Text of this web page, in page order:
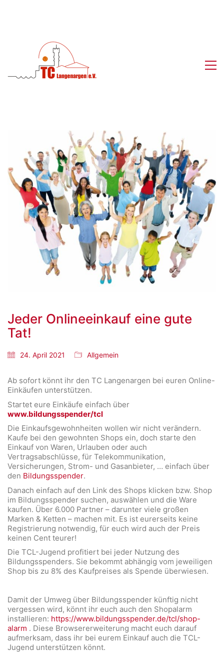
Jeder Onlineeinkauf eine gute
Tat!
24. April 2021 Allgemein
Ab sofort könnt ihr den TC Langenargen bei euren Online-
Einkäufen unterstützen.
Startet eure Einkäufe einfach über
www.bildungsspender/tcl
Die Einkaufsgewohnheiten wollen wir nicht verändern.
Kaufe bei den gewohnten Shops ein, doch starte den
Einkauf von Waren, Urlauben oder auch
Vertragsabschlüsse, für Telekommunikation,
Versicherungen, Strom- und Gasanbieter, … einfach über
den Bildungsspender.
Danach einfach auf den Link des Shops klicken bzw. Shop
im Bildungsspender suchen, auswählen und die Ware
kaufen. Über 6.000 Partner – darunter viele großen
Marken & Ketten – machen mit. Es ist eurerseits keine
Registrierung notwendig, für euch wird auch der Preis
keinen Cent teurer!
Die TCL-Jugend profitiert bei jeder Nutzung des
Bildungsspenders. Sie bekommt abhängig vom jeweiligen
Shop bis zu 8% des Kaufpreises als Spende überwiesen.
Damit der Umweg über Bildungsspender künftig nicht
vergessen wird, könnt ihr euch auch den Shopalarm
installieren: https://www.bildungsspender.de/tcl/shop-
alarm . Diese Browsererweiterung macht euch darauf
aufmerksam, dass ihr bei eurem Einkauf auch die TCL-
Jugend unterstützen könnt.